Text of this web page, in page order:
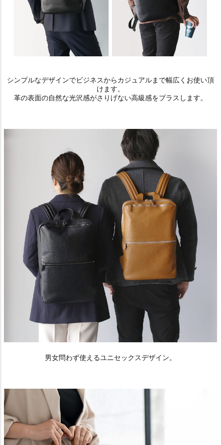
シンプルなデザインでビジネスからカジュアルまで幅広くお使い頂
けます。
革の表面の自然な光沢感がさりげない高級感をプラスします。
男女問わず使えるユニセックスデザイン。